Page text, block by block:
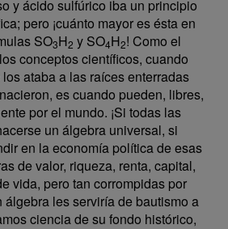
y ácido sulfúrico iba un principio
pero ¡cuánto mayor es ésta en
SO3H2 y SO4H2! Como el
conceptos científicos, cuando
ataba a las raíces enterradas
es cuando pueden, libres,
por el mundo. ¡Si todas las
un álgebra universal, si
en la economía política de esas
de valor, riqueza, renta, capital,
vida, pero tan corrompidas por
les serviría de bautismo a
ciencia de su fondo histórico,